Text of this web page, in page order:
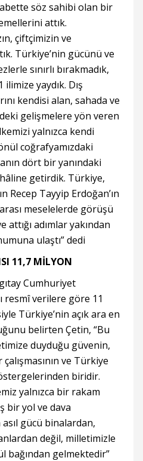
söz sahibi olan bir
attık.
çiftçimizin ve
Türkiye’nin gücünü ve
sınırlı bırakmadık,
ilimize yaydık. Dış
kendisi alan, sahada ve
gelişmelere yön veren
yalnızca kendi
coğrafyamızdaki
dört bir yanındaki
getirdik. Türkiye,
Recep Tayyip Erdoğan’ın
meselelerde görüşü
adımlar yakından
ulaştı” dedi
11,7 MİLYON
Cumhuriyet
resmî verilere göre 11
Türkiye’nin açık ara en
belirten Çetin, “Bu
duyduğu güvenin,
ve Türkiye
biridir.
yalnızca bir rakam
bir yol ve dava
asıl gücü binalardan,
değil, milletimizle
bağından gelmektedir”